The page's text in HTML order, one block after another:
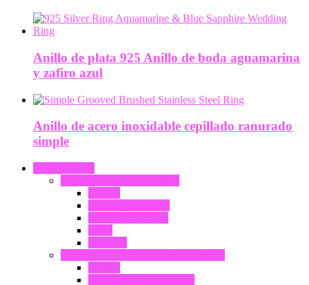
Anillo de plata 925 Anillo de boda aguamarina
y zafiro azul
Anillo de acero inoxidable cepillado ranurado
simple